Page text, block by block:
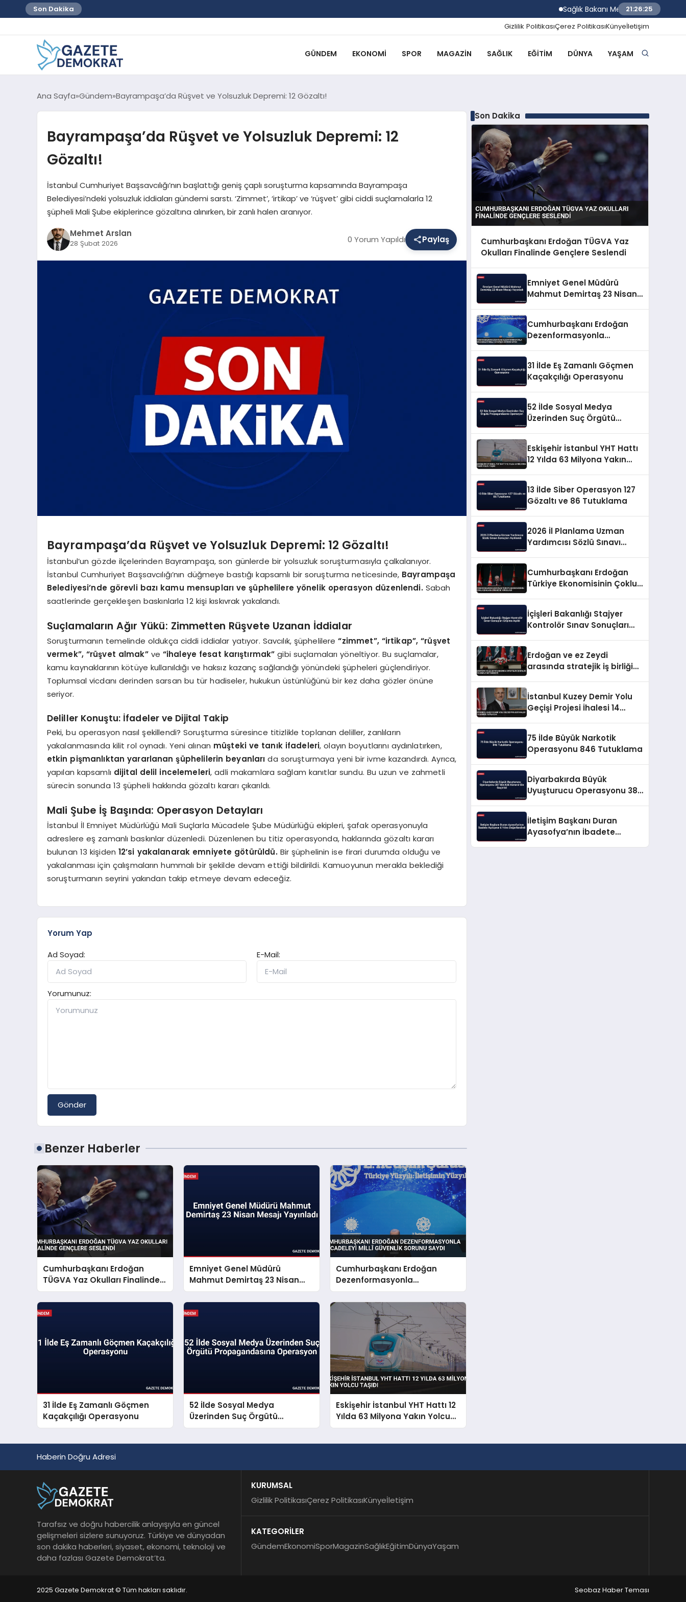
Son Dakika Sağlık Bakanı Memişoğlu Trabzon
21:26:26
Gizlilik PolitikasıÇerez PolitikasıKünyeİletişim
GÜNDEM EKONOMI SPOR MAGAZIN SAĞLIK EĞITIM DÜNYA YAŞAM
Ana Sayfa Gündem Bayrampaşa’da Rüşvet ve Yolsuzluk Depremi: 12 Gözaltı!
Bayrampaşa’da Rüşvet ve Yolsuzluk Depremi: 12
Gözaltı!
İstanbul Cumhuriyet Başsavcılığı’nın başlattığı geniş çaplı soruşturma kapsamında Bayrampaşa
Belediyesi’ndeki yolsuzluk iddiaları gündemi sarstı. ‘Zimmet’, ‘irtikap’ ve ‘rüşvet’ gibi ciddi suçlamalarla 12
şüpheli Mali Şube ekiplerince gözaltına alınırken, bir zanlı halen aranıyor.
Mehmet Arslan
28 Şubat 2026 0 Yorum Yapıldı Paylaş
Bayrampaşa’da Rüşvet ve Yolsuzluk Depremi: 12 Gözaltı!
İstanbul’un gözde ilçelerinden Bayrampaşa, son günlerde bir yolsuzluk soruşturmasıyla çalkalanıyor.
İstanbul Cumhuriyet Başsavcılığı’nın düğmeye bastığı kapsamlı bir soruşturma neticesinde, Bayrampaşa
Belediyesi’nde görevli bazı kamu mensupları ve şüphelilere yönelik operasyon düzenlendi. Sabah
saatlerinde gerçekleşen baskınlarla 12 kişi kıskıvrak yakalandı.
Suçlamaların Ağır Yükü: Zimmetten Rüşvete Uzanan İddialar
Soruşturmanın temelinde oldukça ciddi iddialar yatıyor. Savcılık, şüphelilere“zimmet”, “irtikap”, “rüşvet
vermek”, “rüşvet almak”ve “ihaleye fesat karıştırmak” gibi suçlamaları yöneltiyor. Bu suçlamalar,
kamu kaynaklarının kötüye kullanıldığı ve haksız kazanç sağlandığı yönündeki şüpheleri güçlendiriyor.
Toplumsal vicdanı derinden sarsan bu tür hadiseler, hukukun üstünlüğünü bir kez daha gözler önüne
seriyor.
Deliller Konuştu: İfadeler ve Dijital Takip
Peki, bu operasyon nasıl şekillendi? Soruşturma süresince titizlikle toplanan deliller, zanlıların
yakalanmasında kilit rol oynadı. Yeni alınan müşteki ve tanık ifadeleri, olayın boyutlarını aydınlatırken,
etkin pişmanlıktan yararlanan şüphelilerin beyanları da soruşturmaya yeni bir ivme kazandırdı. Ayrıca,
yapılan kapsamlı dijital delil incelemeleri, adli makamlara sağlam kanıtlar sundu. Bu uzun ve zahmetli
sürecin sonunda 13 şüpheli hakkında gözaltı kararı çıkarıldı.
Mali Şube İş Başında: Operasyon Detayları
İstanbul İl Emniyet Müdürlüğü Mali Suçlarla Mücadele Şube Müdürlüğü ekipleri, şafak operasyonuyla
adreslere eş zamanlı baskınlar düzenledi. Düzenlenen bu titiz operasyonda, haklarında gözaltı kararı
bulunan 13 kişiden 12’si yakalanarak emniyete götürüldü. Bir şüphelinin ise firari durumda olduğu ve
yakalanması için çalışmaların hummalı bir şekilde devam ettiği bildirildi. Kamuoyunun merakla beklediği
soruşturmanın seyrini yakından takip etmeye devam edeceğiz.
Yorum Yap
Ad Soyad:
E-Mail:
Yorumunuz:
Gönder
Benzer Haberler
Cumhurbaşkanı Erdoğan
TÜGVA Yaz Okulları Finalinde
Gençlere Seslendi
Emniyet Genel Müdürü
Mahmut Demirtaş 23 Nisan
Mesajı Yayınladı
Cumhurbaşkanı Erdoğan
Dezenformasyonla
Mücadeleyi Millî Güvenlik
Sorunu Saydı
31 İlde Eş Zamanlı Göçmen
Kaçakçılığı Operasyonu
52 İlde Sosyal Medya
Üzerinden Suç Örgütü
Propagandasına Operasyon
Eskişehir İstanbul YHT Hattı 12
Yılda 63 Milyona Yakın Yolcu
Taşıdı
Son Dakika
Cumhurbaşkanı Erdoğan TÜGVA Yaz
Okulları Finalinde Gençlere Seslendi
Emniyet Genel Müdürü
Mahmut Demirtaş 23 Nisan
Cumhurbaşkanı Erdoğan
Dezenformasyonla
31 İlde Eş Zamanlı Göçmen
Kaçakçılığı Operasyonu
52 İlde Sosyal Medya
Üzerinden Suç Örgütü
Eskişehir İstanbul YHT Hattı
12 Yılda 63 Milyona Yakın
13 İlde Siber Operasyon 127
Gözaltı ve 86 Tutuklama
2026 İl Planlama Uzman
Yardımcısı Sözlü Sınavı
Cumhurbaşkanı Erdoğan
Türkiye Ekonomisinin Çoklu
İçişleri Bakanlığı Stajyer
Kontrolör Sınav Sonuçları
Erdoğan ve ez Zeydi
arasında stratejik iş birliği
İstanbul Kuzey Demir Yolu
Geçişi Projesi İhalesi 14
75 İlde Büyük Narkotik
Operasyonu 846 Tutuklama
Diyarbakırda Büyük
Uyuşturucu Operasyonu 387
İletişim Başkanı Duran
Ayasofya’nın İbadete
Haberin Doğru Adresi
Tarafsız ve doğru habercilik anlayışıyla en güncel
gelişmeleri sizlere sunuyoruz. Türkiye ve dünyadan
son dakika haberleri, siyaset, ekonomi, teknoloji ve
daha fazlası Gazete Demokrat’ta.
KURUMSAL
Gizlilik PolitikasıÇerez PolitikasıKünyeİletişim
KATEGORİLER
GündemEkonomiSporMagazinSağlıkEğitimDünyaYaşam
2025 Gazete Demokrat © Tüm hakları saklıdır. Seobaz Haber Teması